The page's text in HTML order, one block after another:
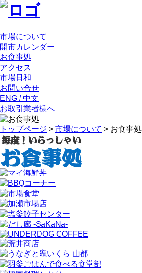
市場について
開市カレンダー
お食事処
アクセス
市場日和
お問い合せ
ENG / 中文
お取引業者様へ
トップページ > 市場について > お食事処